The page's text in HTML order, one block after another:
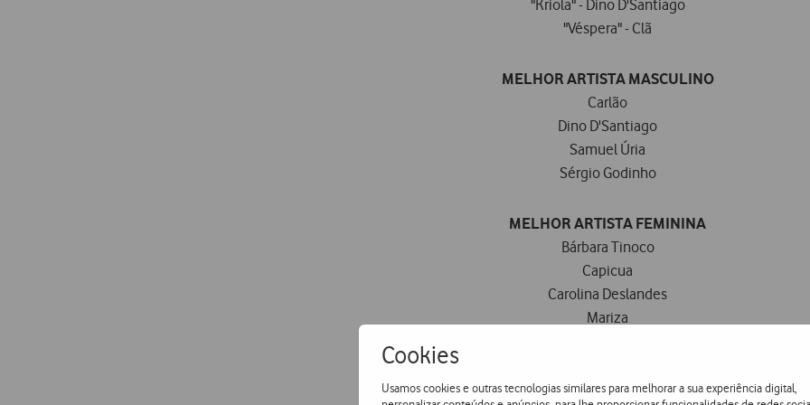
Cookies
Usamos cookies e outras tecnologias similares para melhorar a sua experiência digital,
"Kriola" - Dino D'Santiago
"Véspera" - Clã
MELHOR ARTISTA MASCULINO
Carlão
Dino D'Santiago
Samuel Úria
Sérgio Godinho
MELHOR ARTISTA FEMININA
Bárbara Tinoco
Capicua
Carolina Deslandes
Mariza
"+351 (Call Me)" - Nenny (Realizado por Tiago Plácido)